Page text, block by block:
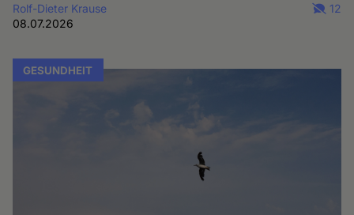
Rolf-Dieter Krause
08.07.2026
12
GESUNDHEIT